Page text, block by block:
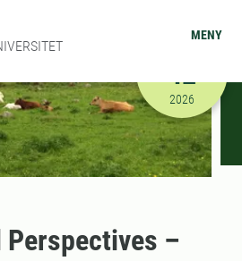
MENY
2026-05-
12
2026
–